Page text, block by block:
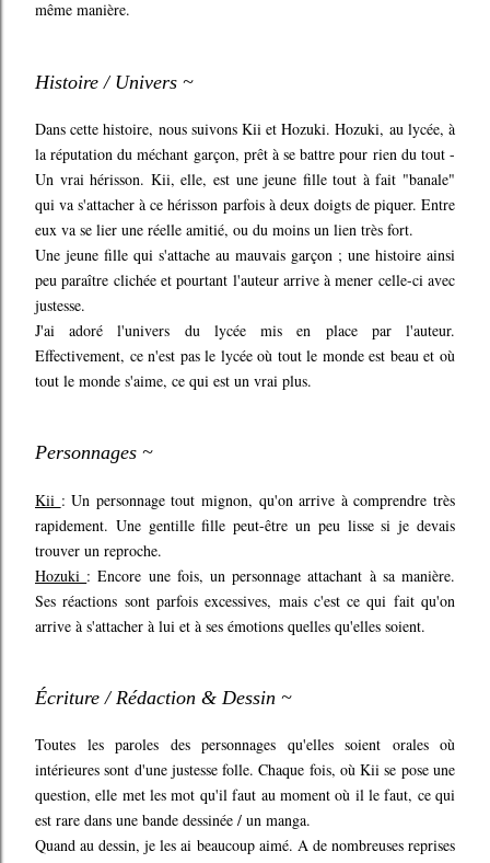
même manière.
Histoire / Univers ~
Dans cette histoire, nous suivons Kii et Hozuki. Hozuki, au lycée, à
la réputation du méchant garçon, prêt à se battre pour rien du tout -
Un vrai hérisson. Kii, elle, est une jeune fille tout à fait "banale"
qui va s'attacher à ce hérisson parfois à deux doigts de piquer. Entre
eux va se lier une réelle amitié, ou du moins un lien très fort.
Une jeune fille qui s'attache au mauvais garçon ; une histoire ainsi
peu paraître clichée et pourtant l'auteur arrive à mener celle-ci avec
justesse.
J'ai adoré l'univers du lycée mis en place par l'auteur.
Effectivement, ce n'est pas le lycée où tout le monde est beau et où
tout le monde s'aime, ce qui est un vrai plus.
Personnages ~
Kii : Un personnage tout mignon, qu'on arrive à comprendre très
rapidement. Une gentille fille peut-être un peu lisse si je devais
trouver un reproche.
Hozuki : Encore une fois, un personnage attachant à sa manière.
Ses réactions sont parfois excessives, mais c'est ce qui fait qu'on
arrive à s'attacher à lui et à ses émotions quelles qu'elles soient.
Écriture / Rédaction & Dessin ~
Toutes les paroles des personnages qu'elles soient orales où
intérieures sont d'une justesse folle. Chaque fois, où Kii se pose une
question, elle met les mot qu'il faut au moment où il le faut, ce qui
est rare dans une bande dessinée / un manga.
Quand au dessin, je les ai beaucoup aimé. A de nombreuses reprises